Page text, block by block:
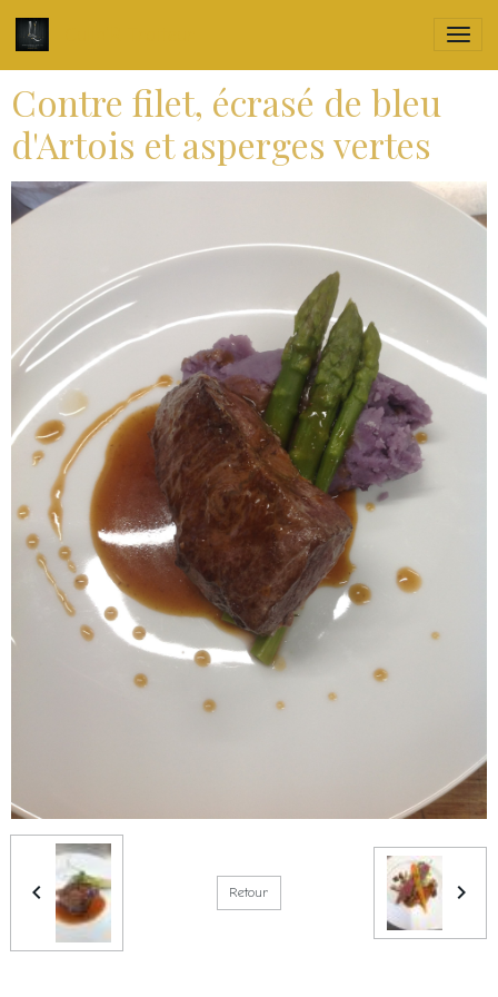
Contre filet, écrasé de bleu
d'Artois et asperges vertes
Retour